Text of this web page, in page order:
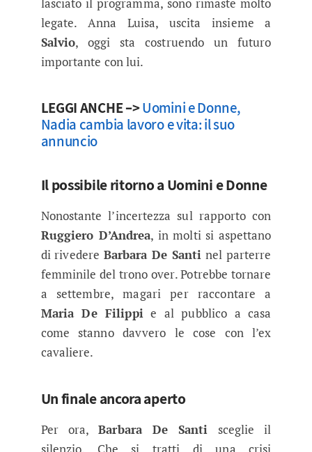
legate. Anna Luisa, uscita insieme a
Salvio, oggi sta costruendo un futuro
importante con lui.
LEGGI ANCHE –>Uomini e Donne,
Nadia cambia lavoro e vita: il suo
annuncio
Il possibile ritorno a Uomini e Donne
Nonostante l’incertezza sul rapporto con
Ruggiero D’Andrea, in molti si aspettano
di rivedere Barbara De Santi nel parterre
femminile del trono over. Potrebbe tornare
a settembre, magari per raccontare a
Maria De Filippie al pubblico a casa
come stanno davvero le cose con l’ex
cavaliere.
Un finale ancora aperto
Per ora,Barbara De Santi sceglie il
silenzio. Che si tratti di una crisi